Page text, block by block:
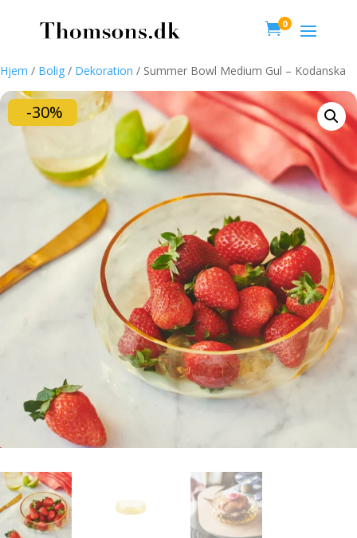
0
Hjem / Bolig / Dekoration / Summer Bowl Medium Gul – Kodanska
-30%